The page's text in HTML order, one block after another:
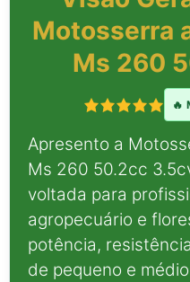
Motosserra
Ms 260
🔥
Apresento a
Ms 260 50.2cc
voltada para
agropecuário e
potência,
de pequeno e